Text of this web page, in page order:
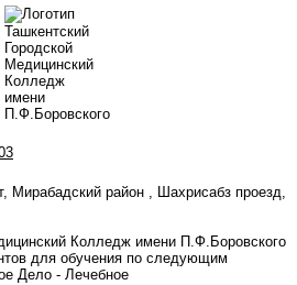
Мирабадский район , Шахрисабз проезд,
Колледж имени П.Ф.Боровского
для обучения по следующим
Дело - Лечебное